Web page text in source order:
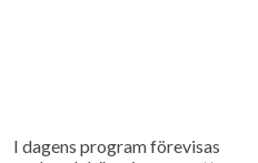
I dagens program förevisas